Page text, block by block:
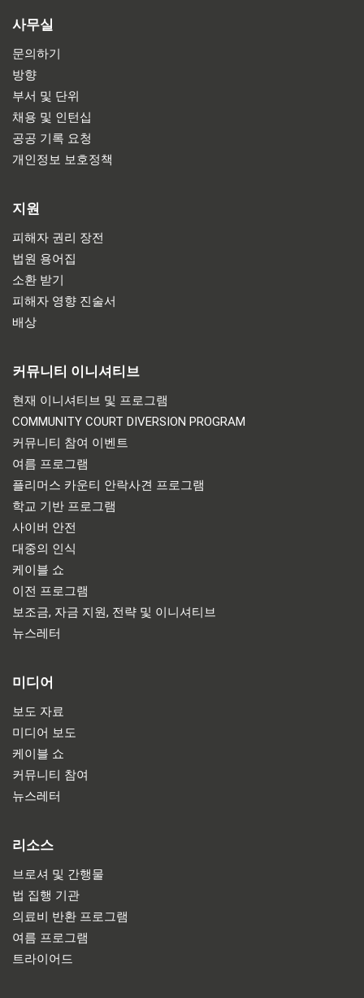
사무실
문의하기
방향
부서 및 단위
채용 및 인턴십
공공 기록 요청
개인정보 보호정책
지원
피해자 권리 장전
법원 용어집
소환 받기
피해자 영향 진술서
배상
커뮤니티 이니셔티브
현재 이니셔티브 및 프로그램
COMMUNITY COURT DIVERSION PROGRAM
커뮤니티 참여 이벤트
여름 프로그램
플리머스 카운티 안락사견 프로그램
학교 기반 프로그램
사이버 안전
대중의 인식
케이블 쇼
이전 프로그램
보조금, 자금 지원, 전략 및 이니셔티브
뉴스레터
미디어
보도 자료
미디어 보도
케이블 쇼
커뮤니티 참여
뉴스레터
리소스
브로셔 및 간행물
법 집행 기관
의료비 반환 프로그램
여름 프로그램
트라이어드